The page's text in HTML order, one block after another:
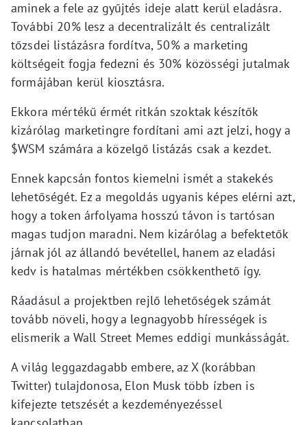
aminek a fele az gyűjtés ideje alatt kerül eladásra.
További 20% lesz a decentralizált és centralizált
tőzsdei listázásra fordítva, 50% a marketing
költségeit fogja fedezni és 30% közösségi jutalmak
formájában kerül kiosztásra.
Ekkora mértékű érmét ritkán szoktak készítők
kizárólag marketingre fordítani ami azt jelzi, hogy a
$WSM számára a közelgő listázás csak a kezdet.
Ennek kapcsán fontos kiemelni ismét a stakekés
lehetőségét. Ez a megoldás ugyanis képes elérni azt,
hogy a token árfolyama hosszú távon is tartósan
magas tudjon maradni. Nem kizárólag a befektetők
járnak jól az állandó bevétellel, hanem az eladási
kedv is hatalmas mértékben csökkenthető így.
Ráadásul a projektben rejlő lehetőségek számát
tovább növeli, hogy a legnagyobb hírességek is
elismerik a Wall Street Memes eddigi munkásságát.
A világ leggazdagabb embere, az X (korábban
Twitter) tulajdonosa, Elon Musk több ízben is
kifejezte tetszését a kezdeményezéssel